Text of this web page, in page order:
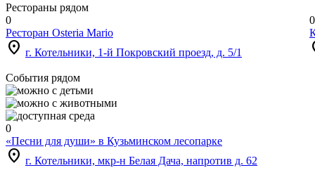
Рестораны рядом
0
Ресторан Osteria Mario
location_on г. Котельники, 1-й Покровский проезд, д. 5/1
0
События рядом
0
«Песни для души» в Кузьминском лесопарке
location_on г. Котельники, мкр-н Белая Дача, напротив д. 62